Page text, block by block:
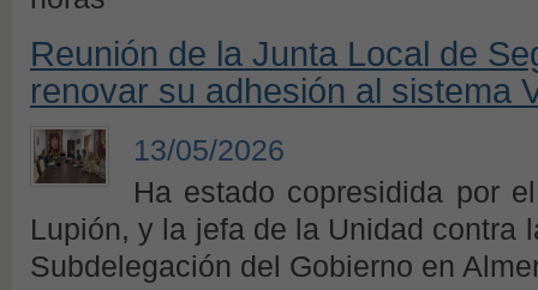
Reunión de la Junta Local de
renovar su adhesión al sistema
13/05/2026
Ha estado copresidida por
Lupión, y la jefa de la Unidad contra
Subdelegación del Gobierno en